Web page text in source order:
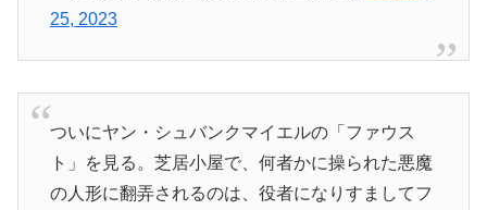
25, 2023
ついにヤン・シュバンクマイエルの「ファウス
ト」を見る。芝居小屋で、何者かに操られた悪魔
の人形に翻弄されるのは、役者になりすましてフ